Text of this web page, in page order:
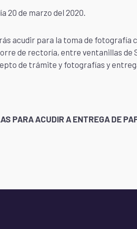
de marzo del 2020.
acudir para la toma de fotografía
de rectoría, entre ventanillas de
de trámite y fotografías y
PARA ACUDIR A ENTREGA DE